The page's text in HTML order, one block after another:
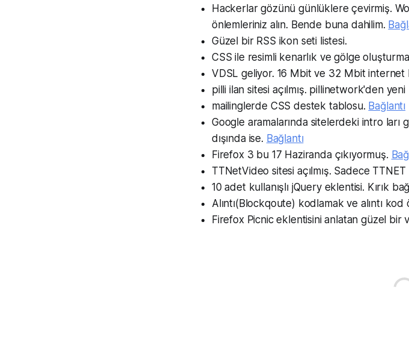
Hackerlar gözünü günlüklere çevirmiş.
önlemleriniz alın. Bende buna dahilim.
Güzel bir RSS ikon seti listesi.
CSS ile resimli kenarlık ve gölge
VDSL geliyor. 16 Mbit ve 32 Mbit internet
pilli ilan sitesi açılmış. pillinetwork'den yeni
mailinglerde CSS destek tablosu. Bağlantı
Google aramalarında sitelerdeki intro
dışında ise. Bağlantı
Firefox 3 bu 17 Haziranda çıkıyormuş.
TTNetVideo sitesi açılmış. Sadece
10 adet kullanışlı jQuery eklentisi. Kırık
Alıntı(Blockqoute) kodlamak ve alıntı kod
Firefox Picnic eklentisini anlatan güzel bir